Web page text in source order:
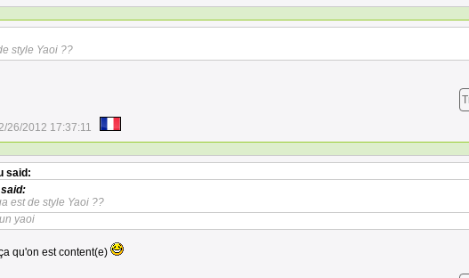
style Yaoi ??
26/2012 17:37:11
said:
said:
est de style Yaoi ??
yaoi
qu'on est content(e)